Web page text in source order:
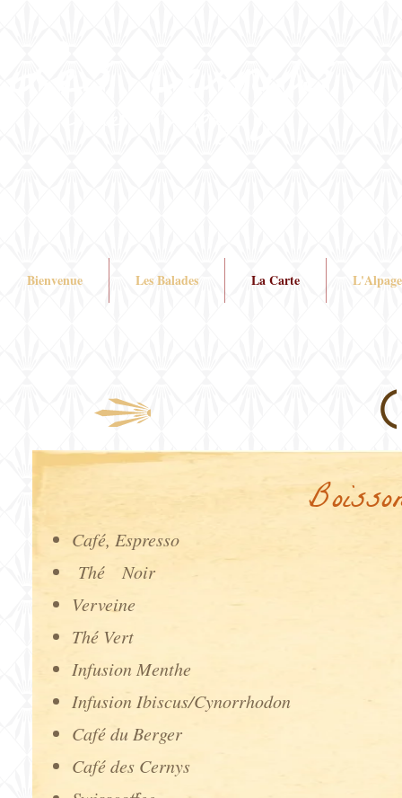
Bienvenue Les Balades La Carte L'Alpage
Café, Espresso
Thé Noir
Verveine
Thé Vert
Infusion Menthe
Infusion Ibiscus/Cynorrhodon
Café du Berger
Café des Cernys